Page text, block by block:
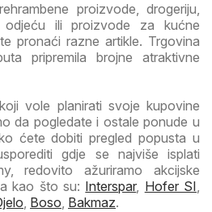
proizvode, drogeriju,
odjeću ili proizvode za kućne
pronaći razne artikle. Trgovina
pripremila brojne atraktivne
vole planirati svoje kupovine
da pogledate i ostale ponude u
ćete dobiti pregled popusta u
gdje se najviše isplati
redovito ažuriramo akcijske
kao što su: Interspar, Hofer SI,
, Boso, Bakmaz.